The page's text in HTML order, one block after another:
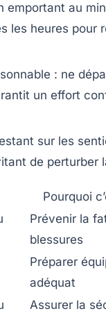
emportant au
les heures pour
: ne
un effort
sur les
de perturber
Pourquoi
Prévenir la
blessures
Préparer
adéquat
Assurer la